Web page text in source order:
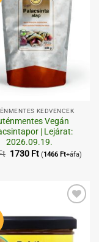
KEDVENCEK
Vegán
| Lejárat:
2026.09.19.
Original
1730 FtCurrent
price
(1466 Ft+áfa)